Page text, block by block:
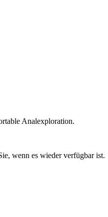
Analexploration.
wenn es wieder verfügbar ist.